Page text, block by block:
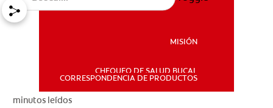
SALUD BUCAL
MISIÓN
CHEQUEO DE SALUD BUCAL
CORRESPONDENCIA DE PRODUCTOS
minutos leídos